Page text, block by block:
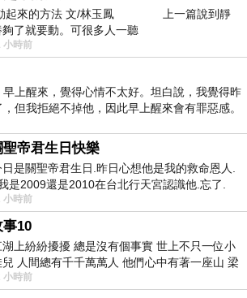
起來的方法 文/林玉鳳 上一篇說到靜
夠了就要動。可很多人一聽
小時前
上醒來，覺得心情不太好。坦白說，我覺得昨
但我拒絕不掉他，因此早上醒來會有罪惡感。
聖帝君生日快樂
日是關聖帝君生日.昨日心想他是我的救命恩人.
是2009還是2010在台北行天宮認識他.忘了.
奇摩交友的網友學
小時前
事10
湖上紛紛擾擾 總是沒有個事實 世上不只一位小
兒 人間總有千千萬萬人 他們心中有著一座山 梁
山泰華衡恆嵩 一山之高
小時前